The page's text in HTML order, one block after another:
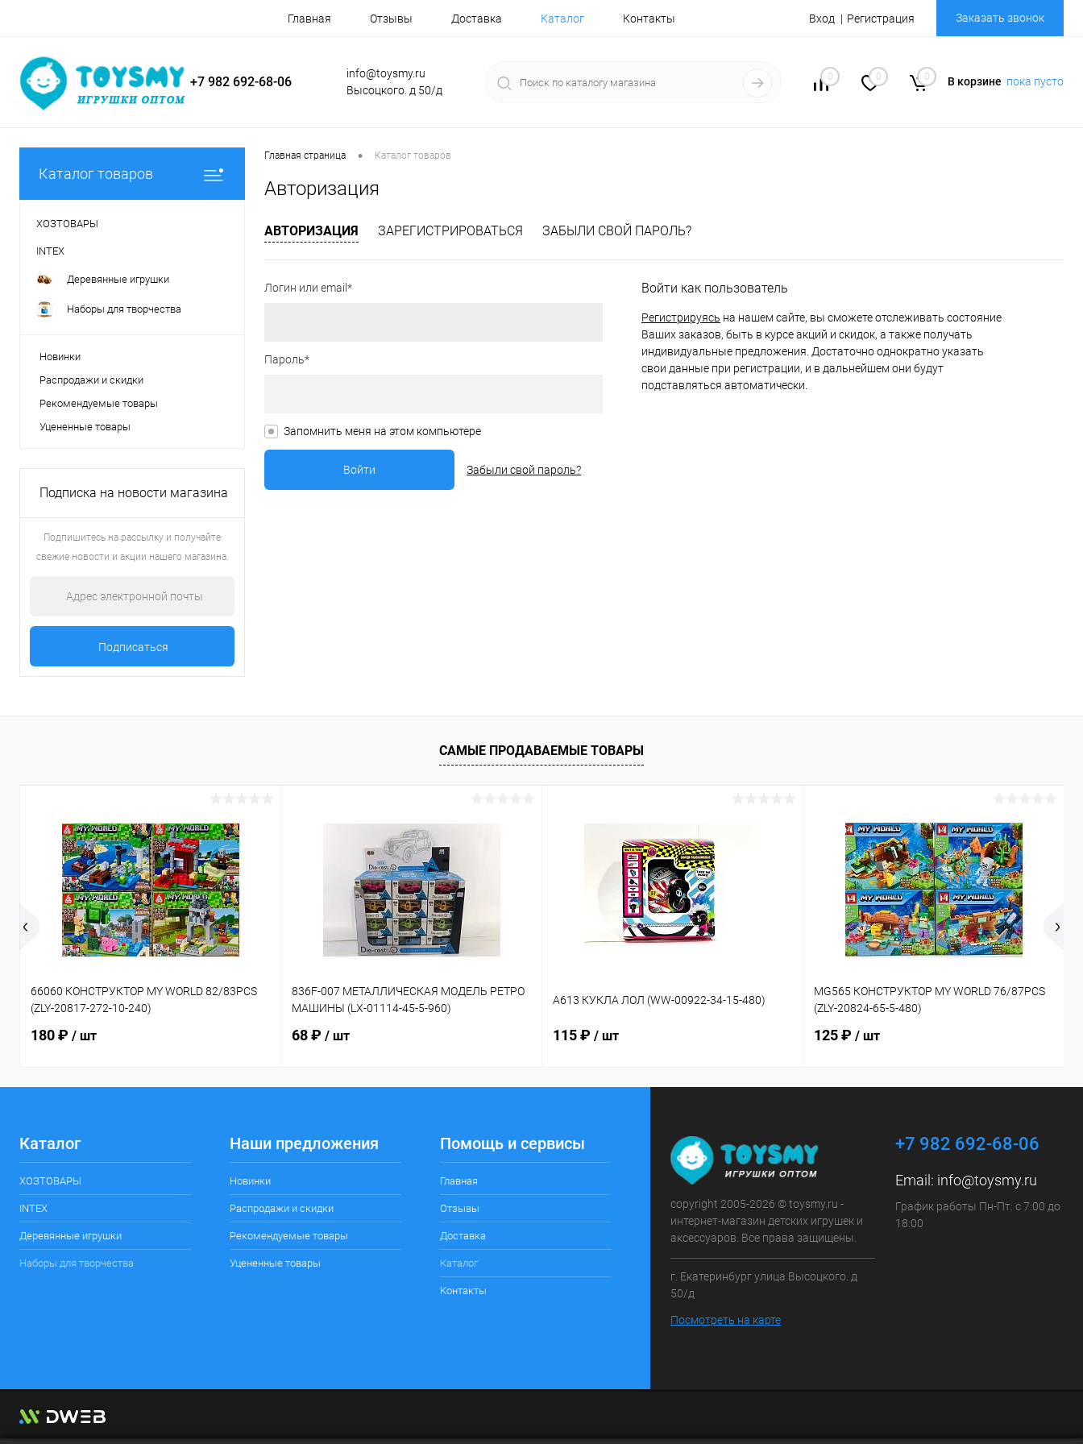
Главная Отзывы Доставка Каталог Контакты Вход Регистрация Заказать звонок
+7 982 692-68-06
info@toysmy.ru
Высоцкого. д 50/д
0 0 0 В корзине пока пусто
Каталог товаров
ХОЗТОВАРЫ
INTEX
Деревянные игрушки
Наборы для творчества
Новинки
Распродажи и скидки
Рекомендуемые товары
Уцененные товары
Подписка на новости магазина
Подпишитесь на рассылку и получайте
свежие новости и акции нашего магазина.
Главная страница • Каталог товаров
Авторизация
АВТОРИЗАЦИЯ ЗАРЕГИСТРИРОВАТЬСЯ ЗАБЫЛИ СВОЙ ПАРОЛЬ?
Логин или email*
Пароль*
Запомнить меня на этом компьютере
Забыли свой пароль?
Войти как пользователь
Регистрируясь на нашем сайте, вы сможете отслеживать состояние
Ваших заказов, быть в курсе акций и скидок, а также получать
индивидуальные предложения. Достаточно однократно указать
свои данные при регистрации, и в дальнейшем они будут
подставляться автоматически.
САМЫЕ ПРОДАВАЕМЫЕ ТОВАРЫ
66060 КОНСТРУКТОР MY WORLD 82/83PCS
(ZLY-20817-272-10-240)
180 ₽ / шт
836F-007 МЕТАЛЛИЧЕСКАЯ МОДЕЛЬ РЕТРО
МАШИНЫ (LX-01114-45-5-960)
68 ₽ / шт
A613 КУКЛА ЛОЛ (WW-00922-34-15-480)
115 ₽ / шт
MG565 КОНСТРУКТОР MY WORLD 76/87PCS
(ZLY-20824-65-5-480)
125 ₽ / шт
Каталог
ХОЗТОВАРЫ
INTEX
Деревянные игрушки
Наборы для творчества
Наши предложения
Новинки
Распродажи и скидки
Рекомендуемые товары
Уцененные товары
Помощь и сервисы
Главная
Отзывы
Доставка
Каталог
Контакты
copyright 2005-2026 © toysmy.ru -
интернет-магазин детских игрушек и
аксессуаров. Все права защищены.
г. Екатеринбург улица Высоцкого. д
50/д
Посмотреть на карте
+7 982 692-68-06
Email: info@toysmy.ru
График работы Пн-Пт: с 7:00 до
18:00